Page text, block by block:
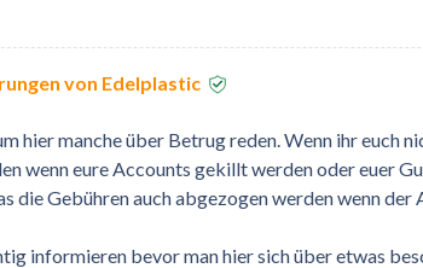
von Edelplastic
hier manche über Betrug reden. Wenn ihr euch
wenn eure Accounts gekillt werden oder euer
die Gebühren auch abgezogen werden wenn
informieren bevor man hier sich über etwas